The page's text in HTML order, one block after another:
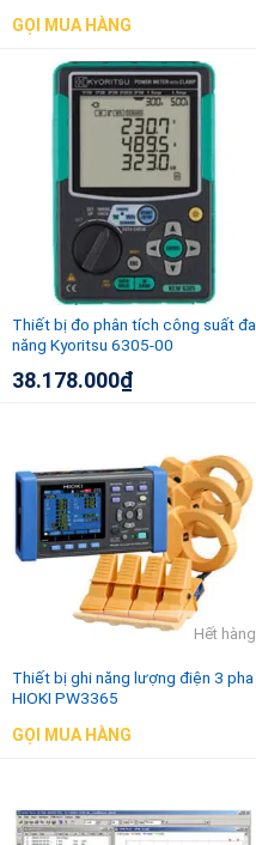
GỌI MUA HÀNG
Thiết bị đo phân tích công suất đa
năng Kyoritsu 6305-00
38.178.000₫
Hết hàng
Thiết bị ghi năng lượng điện 3 pha
HIOKI PW3365
GỌI MUA HÀNG